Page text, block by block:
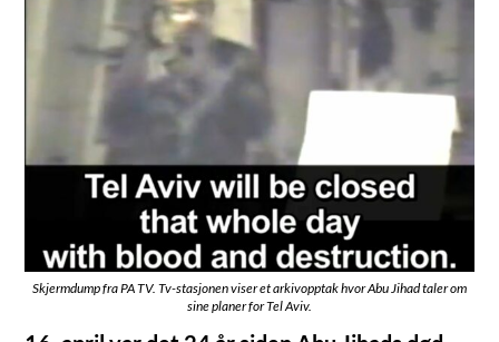
Skjermdump fra PA TV. Tv-stasjonen viser et arkivopptak hvor Abu Jihad taler om
sine planer for Tel Aviv.